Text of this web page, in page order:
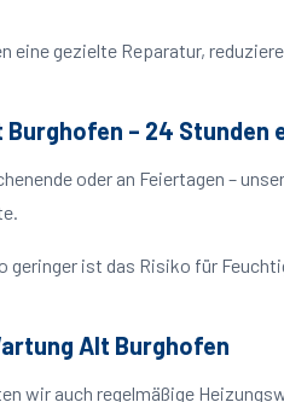
eine gezielte Reparatur,
– 24 Stunden
oder an Feiertagen – unser
geringer ist das Risiko für
Alt Burghofen
wir auch regelmäßige